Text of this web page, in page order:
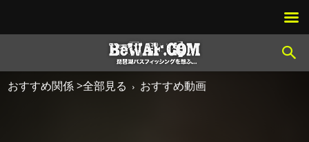
おすすめ関係 >全部見る おすすめ動画